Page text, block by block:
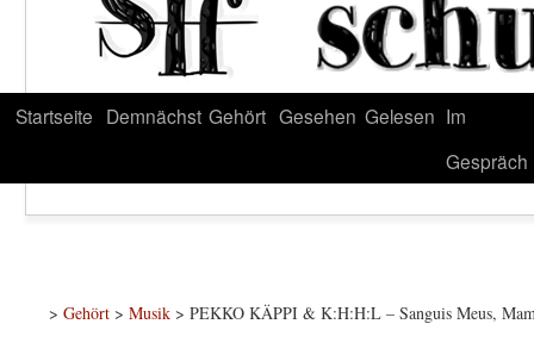
Startseite Demnächst Gehört Gesehen Gelesen Im
Gespräch
> Gehört > Musik > PEKKO KÄPPI & K:H:H:L – Sanguis Meus,